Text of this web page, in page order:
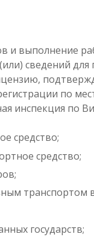
и выполнение
сведений
по
инспекция по
средство;
средство;
государств;